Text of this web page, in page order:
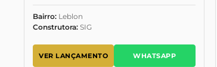
Bairro: Leblon
Construtora: SIG
VER LANÇAMENTO WHATSAPP